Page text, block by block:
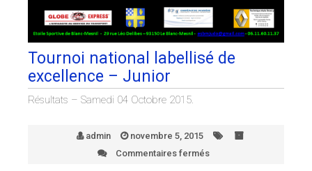
Tournoi national labellisé de
excellence – Junior
Résultats – Samedi 04 Octobre 2015.
admin
novembre 5, 2015
Commentaires fermés